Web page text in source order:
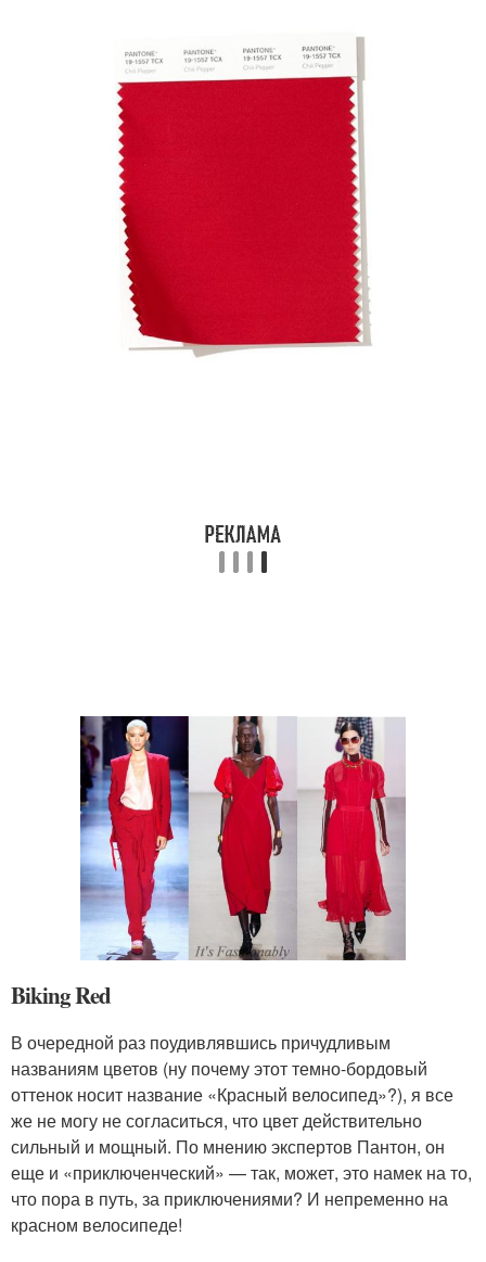
Biking Red
В очередной раз поудивлявшись причудливым
названиям цветов (ну почему этот темно-бордовый
оттенок носит название «Красный велосипед»?), я все
же не могу не согласиться, что цвет действительно
сильный и мощный. По мнению экспертов Пантон, он
еще и «приключенческий» — так, может, это намек на то,
что пора в путь, за приключениями? И непременно на
красном велосипеде!